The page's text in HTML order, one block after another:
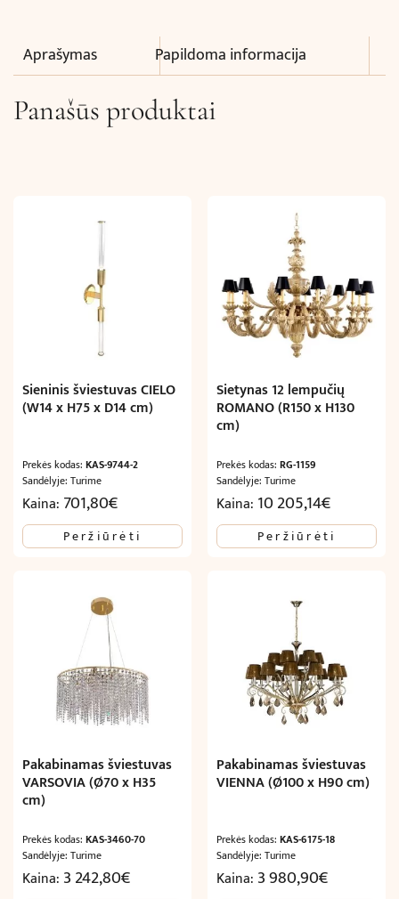
Aprašymas Papildoma informacija
Panašūs produktai
Sieninis šviestuvas CIELO
(W14 x H75 x D14 cm)
Prekės kodas: KAS-9744-2
Sandėlyje: Turime
Kaina: 701,80€
Peržiūrėti
Sietynas 12 lempučių
ROMANO (R150 x H130
cm)
Prekės kodas:RG-1159
Sandėlyje: Turime
Kaina: 10 205,14€
Peržiūrėti
Pakabinamas šviestuvas
VARSOVIA (Ø70 x H35
cm)
Prekės kodas: KAS-3460-70
Sandėlyje: Turime
Kaina: 3 242,80€
Pakabinamas šviestuvas
VIENNA (Ø100 x H90 cm)
Prekės kodas:KAS-6175-18
Sandėlyje: Turime
Kaina: 3 980,90€